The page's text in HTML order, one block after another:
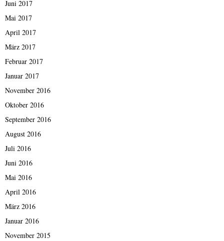
Juni 2017
Mai 2017
April 2017
März 2017
Februar 2017
Januar 2017
November 2016
Oktober 2016
September 2016
August 2016
Juli 2016
Juni 2016
Mai 2016
April 2016
März 2016
Januar 2016
November 2015